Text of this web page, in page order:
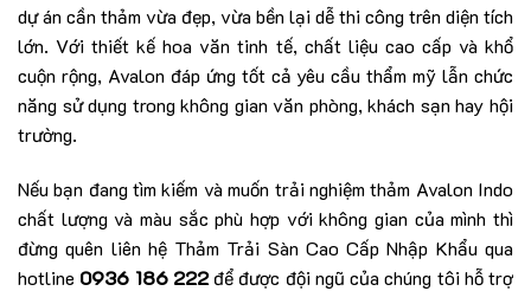
dự án cần thảm vừa đẹp, vừa bền lại dễ thi công trên diện tích
lớn. Với thiết kế hoa văn tinh tế, chất liệu cao cấp và khổ
cuộn rộng, Avalon đáp ứng tốt cả yêu cầu thẩm mỹ lẫn chức
năng sử dụng trong không gian văn phòng, khách sạn hay hội
trường.
Nếu bạn đang tìm kiếm và muốn trải nghiệm thảm Avalon Indo
chất lượng và màu sắc phù hợp với không gian của mình thì
đừng quên liên hệ Thảm Trải Sàn Cao Cấp Nhập Khẩu qua
hotline 0936 186 222để được đội ngũ của chúng tôi hỗ trợ